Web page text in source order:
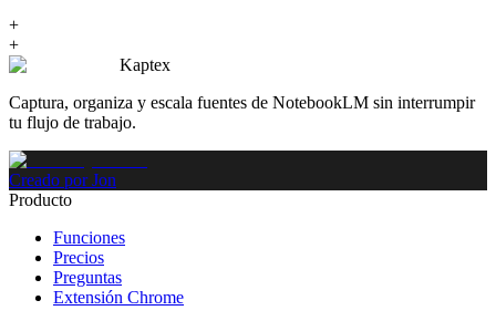
+
+
Kaptex
Captura, organiza y escala fuentes de NotebookLM sin interrumpir
tu flujo de trabajo.
Creado por Jon
Producto
Funciones
Precios
Preguntas
Extensión Chrome